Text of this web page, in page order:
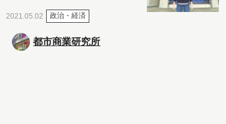
2021.05.02 政治・経済
都市商業研究所